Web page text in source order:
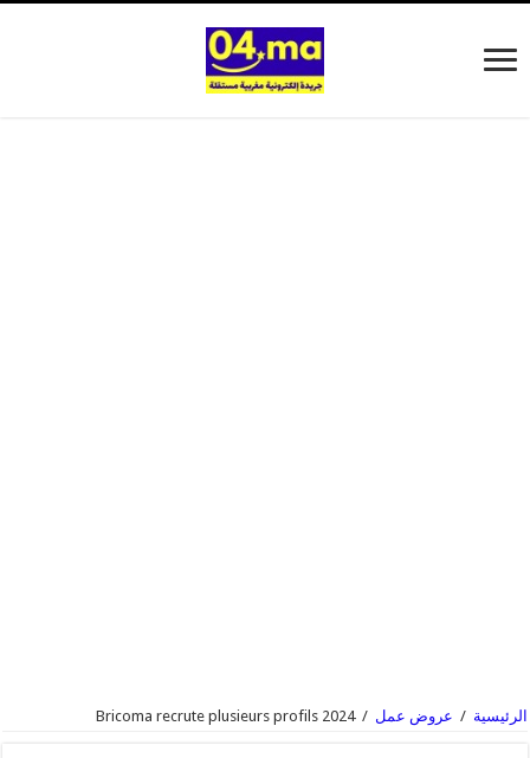
الرئيسية / عروض عمل /
Bricoma recrute plusieurs profils 2024